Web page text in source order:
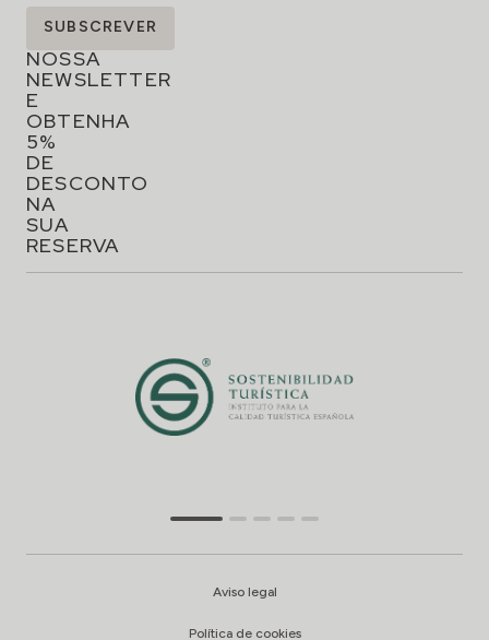
SUBSCREVA
NOSSA
NEWSLETTER
E
OBTENHA
5%
DE
DESCONTO
NA
SUA
RESERVA
SUBSCREVER
Aviso legal
Política de cookies